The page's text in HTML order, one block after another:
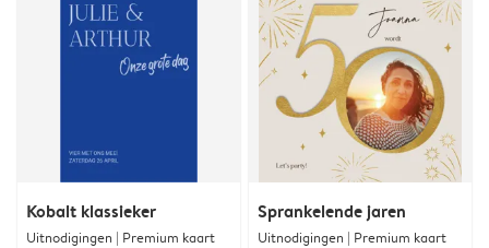
Kobalt klassieker
Uitnodigingen | Premium kaart
Sprankelende jaren
Uitnodigingen | Premium kaart